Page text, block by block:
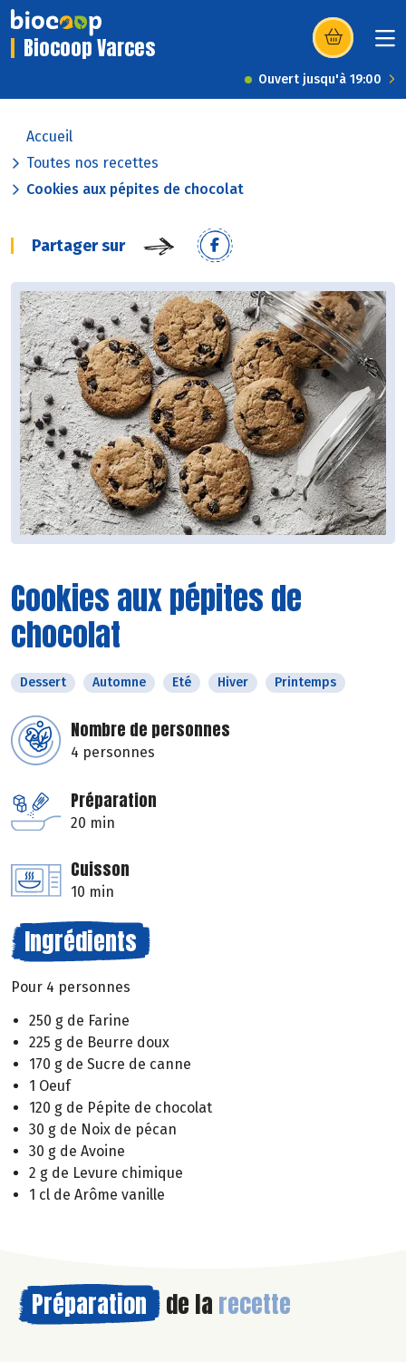
Biocoop Varces (s’ouvre dans
Ouvert jusqu'à 19:00
Accueil
Toutes nos recettes
Cookies aux pépites de chocolat
Partager sur
Cookies aux pépites de
chocolat
Dessert Automne Eté Hiver Printemps
Nombre de personnes
4 personnes
Préparation
20 min
Cuisson
10 min
Ingrédients
Pour 4 personnes
250 g de Farine
225 g de Beurre doux
170 g de Sucre de canne
1 Oeuf
120 g de Pépite de chocolat
30 g de Noix de pécan
30 g de Avoine
2 g de Levure chimique
1 cl de Arôme vanille
Préparation de la recette